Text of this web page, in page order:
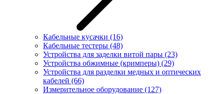
Кабельные кусачки (16)
Кабельные тестеры (48)
Устройства для заделки витой пары (23)
Устройства обжимные (кримперы) (29)
Устройства для разделки медных и оптических
кабелей (66)
Измерительное оборудование (127)